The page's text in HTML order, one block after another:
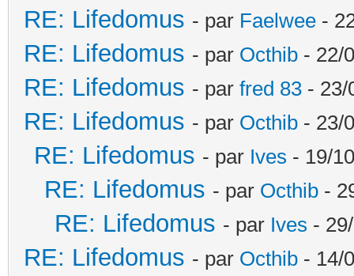
RE: Lifedomus - par Faelwee -
RE: Lifedomus - par Octhib - 22/
RE: Lifedomus - par fred 83 - 23/
RE: Lifedomus - par Octhib - 23/
RE: Lifedomus - par Ives - 19/
RE: Lifedomus - par Octhib -
RE: Lifedomus - par Ives -
RE: Lifedomus - par Octhib - 14/